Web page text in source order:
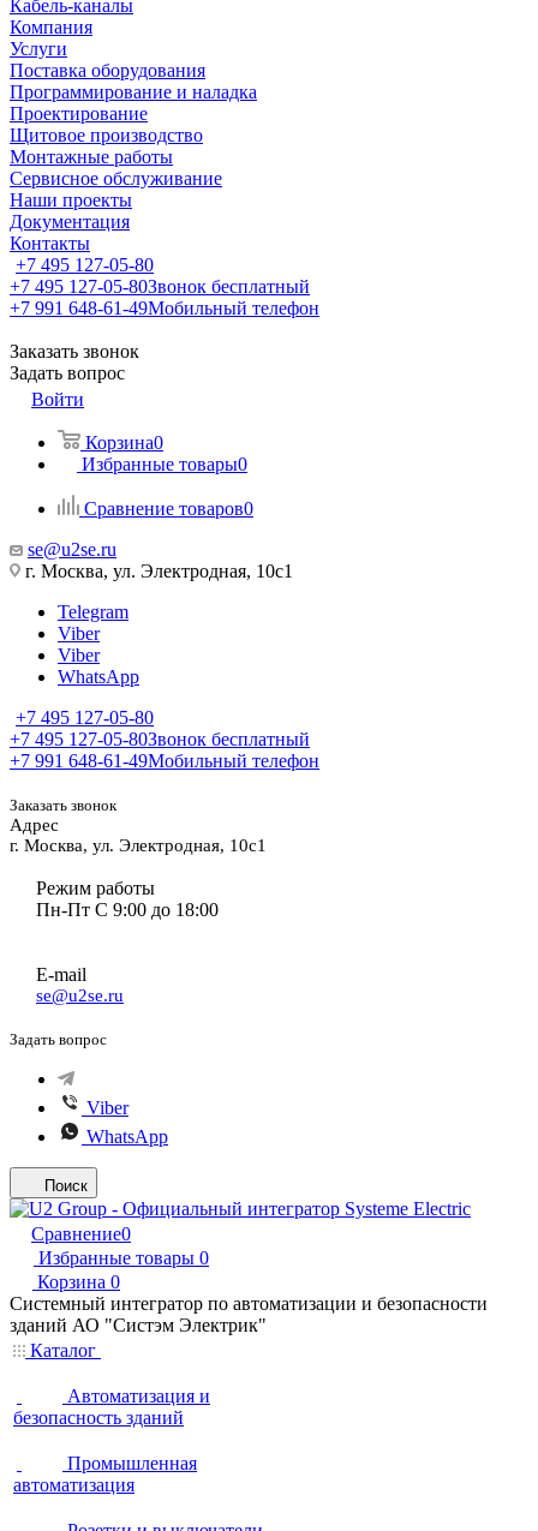
Кабель-каналы
Компания
Услуги
Поставка оборудования
Программирование и наладка
Проектирование
Щитовое производство
Монтажные работы
Сервисное обслуживание
Наши проекты
Документация
Контакты
+7 495 127-05-80
+7 495 127-05-80Звонок бесплатный
+7 991 648-61-49Мобильный телефон
Заказать звонок
Задать вопрос
Войти
Корзина0
Избранные товары0
Сравнение товаров0
se@u2se.ru
г. Москва, ул. Электродная, 10с1
Telegram
Viber
Viber
WhatsApp
+7 495 127-05-80
+7 495 127-05-80Звонок бесплатный
+7 991 648-61-49Мобильный телефон
Заказать звонок
Адрес
г. Москва, ул. Электродная, 10с1
Режим работы
Пн-Пт С 9:00 до 18:00
E-mail
se@u2se.ru
Задать вопрос
Viber
WhatsApp
Поиск
Сравнение0
Избранные товары 0
Корзина 0
Системный интегратор по автоматизации и безопасности
зданий АО "Систэм Электрик"
Каталог
Автоматизация и
безопасность зданий
Промышленная
автоматизация